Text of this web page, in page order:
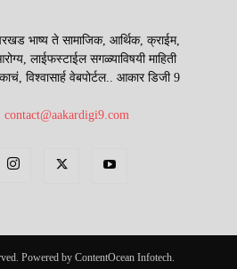
भाष्य ते सामाजिक, आर्थिक, क्राईम,
लाईफस्टाईल सगळ्याविषयी माहिती
विश्वासार्ह वेबपोर्टल.. आकार डिजी 9
contact@aakardigi9.com
Powered by ContentOcean Infotech.